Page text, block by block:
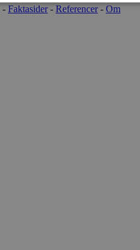
- Faktasider- Referencer- Om